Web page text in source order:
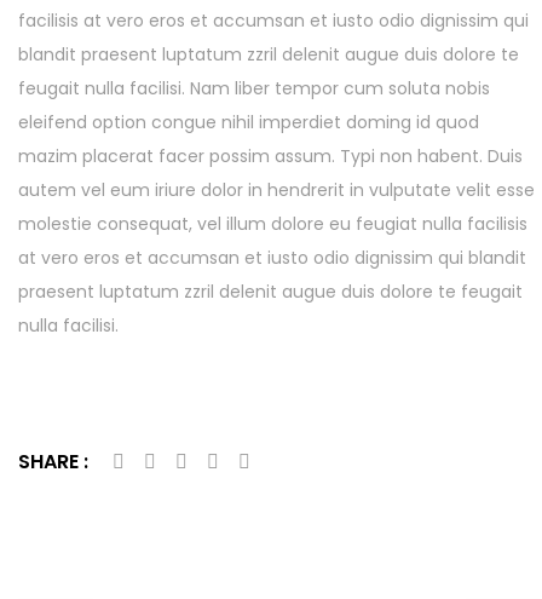
facilisis at vero eros et accumsan et iusto odio dignissim qui
blandit praesent luptatum zzril delenit augue duis dolore te
feugait nulla facilisi. Nam liber tempor cum soluta nobis
eleifend option congue nihil imperdiet doming id quod
mazim placerat facer possim assum. Typi non habent. Duis
autem vel eum iriure dolor in hendrerit in vulputate velit esse
molestie consequat, vel illum dolore eu feugiat nulla facilisis
at vero eros et accumsan et iusto odio dignissim qui blandit
praesent luptatum zzril delenit augue duis dolore te feugait
nulla facilisi.
SHARE :